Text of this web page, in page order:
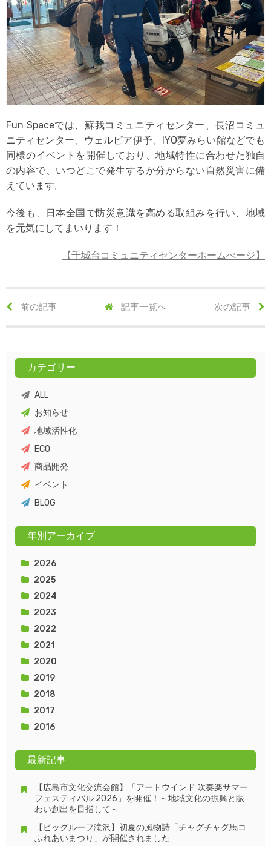
Fun Spaceでは、蘇我コミュニティセンター、長沼コミュ
ニティセンター、ウェルピア伊予、IYO夢みらい館などでも
同様のイベントを開催しており、地域特性に合わせた独自
の内容で、いつどこで発生するか分からない自然災害に備
えています。
今後も、日本全国で防災意識を高める取組みを行い、地域
を元気にしてまいります！
【千城台コミュニティセンターホームぺージ】
前の記事 記事一覧へ 次の記事
カテゴリー
ALL
お知らせ
地域活性化
ECO
商品開発
イベント
BLOG
年別アーカイブ
2026
2025
2024
2023
2022
2021
2020
2019
2018
2017
2016
最新記事
【広島市文化交流会館】「アートウインド 吹奏楽サマー
フェスティバル 2026」を開催！～地域文化の振興と賑
わい創出を目指して～
【ビッグルーフ滝沢】初夏の風物詩「チャグチャグ馬コ
ふれあいまつり」が開催されました